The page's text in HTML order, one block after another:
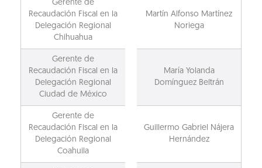
Gerente de
Recaudación Fiscal en la
Delegación Regional
Chihuahua
Martín Alfonso Martínez
Noriega
Gerente de
Recaudación Fiscal en la
Delegación Regional
Ciudad de México
María Yolanda
Domínguez Beltrán
Gerente de
Recaudación Fiscal en la
Delegación Regional
Coahuila
Guillermo Gabriel Nájera
Hernández